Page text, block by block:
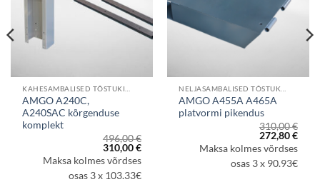
KAHESAMBALISED TÕSTUKID
AMGO A240C,
A240SAC kõrgenduse
komplekt
496,00€
Algne
hind
oli:
496,00 €.
310,00€Praegune
on:
310,00 €.
Maksa kolmes võrdses
osas 3 x 103.33€
NELJASAMBALISED TÕSTUKID
AMGO A455A A465A
platvormi pikendus
310,00€
Algne
hind
oli:
310,00 €.
272,80€
on:
Maksa kolmes võrdses
osas 3 x 90.93€